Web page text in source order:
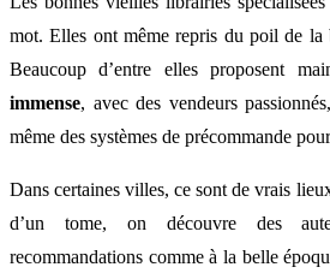
mot. Elles ont même repris du poil de la
Beaucoup d’entre elles proposent
immense, avec des vendeurs
même des systèmes de précommande
Dans certaines villes, ce sont de vrais
d’un tome, on découvre des
recommandations comme à la belle